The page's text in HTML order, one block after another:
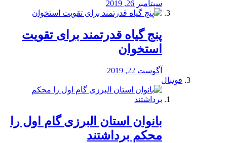
سپتامبر 26, 2019
پنج گیاه قدرتمند برای تقویت
استخوان
آگوست 22, 2019
فوتبال
بانوان استان البرزی گام اول را
محكم برداشتند